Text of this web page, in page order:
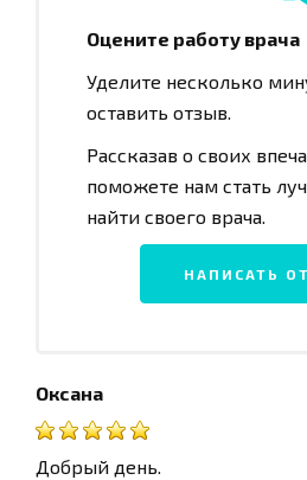
Оцените работу врача
Уделите несколько
оставить отзыв.
Рассказав о своих
поможете нам стать
найти своего врача.
НАПИСАТЬ
Оксана
Добрый день.